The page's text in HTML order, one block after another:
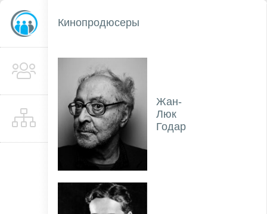
Кинопродюсеры
Жан-
Люк
Годар